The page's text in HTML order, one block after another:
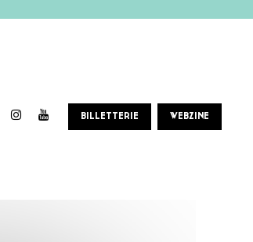
BILLETTERIE WEBZINE